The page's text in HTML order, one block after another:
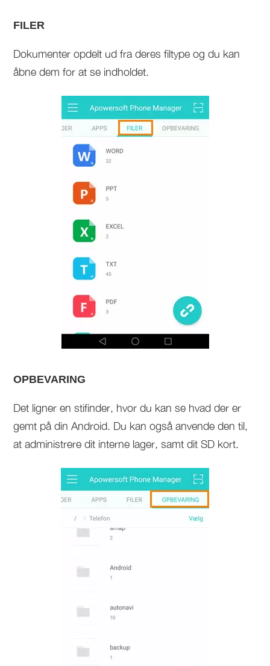
FILER
Dokumenter opdelt ud fra deres filtype og du kan
åbne dem for at se indholdet.
OPBEVARING
Det ligner en stifinder, hvor du kan se hvad der er
gemt på din Android. Du kan også anvende den til,
at administrere dit interne lager, samt dit SD kort.